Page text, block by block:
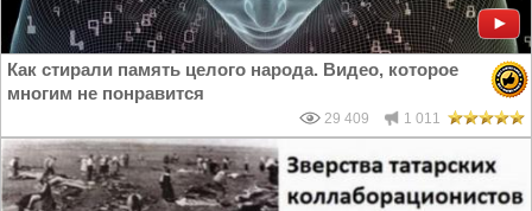
Как стирали память целого народа. Видео, которое
многим не понравится
29 409 1 011